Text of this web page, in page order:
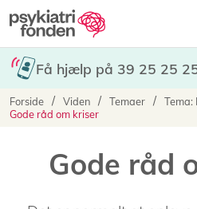
Gå
til
hovedindhold
Hovedmenu
Få hjælp på 39 25 25
Brødkrumme
Forside Viden Temaer
Tema:
Gode råd om kriser
Gode råd